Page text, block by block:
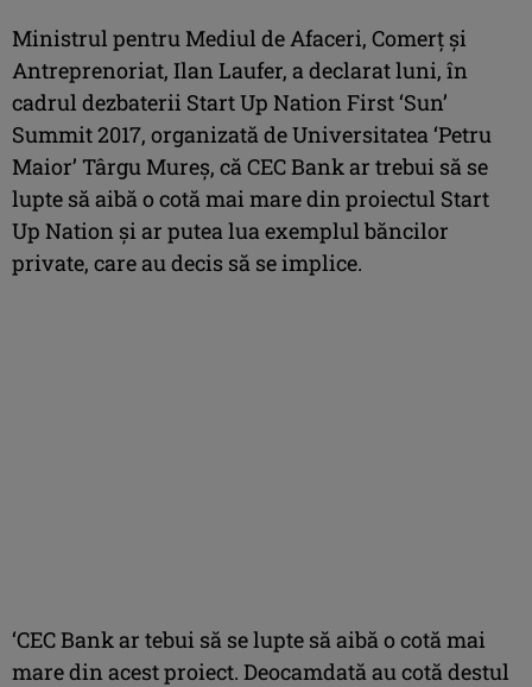
Ministrul pentru Mediul de Afaceri, Comerţ şi
Antreprenoriat, Ilan Laufer, a declarat luni, în
cadrul dezbaterii Start Up Nation First ‘Sun’
Summit 2017, organizată de Universitatea ‘Petru
Maior’ Târgu Mureş, că CEC Bank ar trebui să se
lupte să aibă o cotă mai mare din proiectul Start
Up Nation şi ar putea lua exemplul băncilor
private, care au decis să se implice.
‘CEC Bank ar tebui să se lupte să aibă o cotă mai
mare din acest proiect. Deocamdată au cotă destul